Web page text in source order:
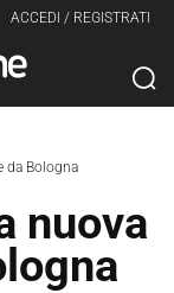
ACCEDI / REGISTRATI
da Bologna
nuova